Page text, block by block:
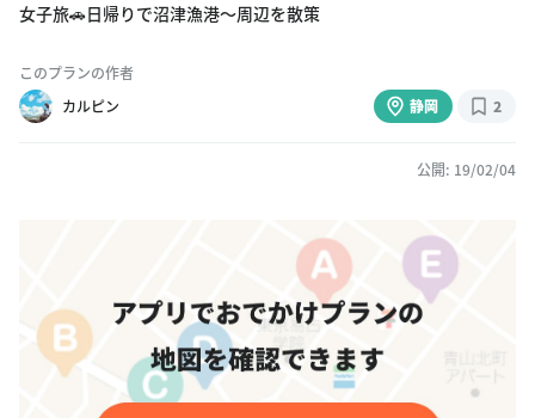
女子旅🚗日帰りで沼津漁港〜周辺を散策
このプランの作者
カルピン
静岡 2
公開: 19/02/04